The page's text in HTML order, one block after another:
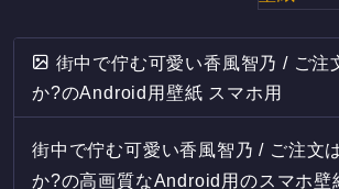
街中で佇む可愛い香風智乃 / ご注
か?のAndroid用壁紙 スマホ用
街中で佇む可愛い香風智乃 / ご注文
か?の高画質なAndroid用のスマホ壁